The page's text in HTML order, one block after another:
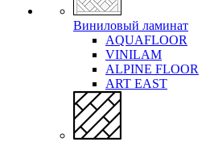
Виниловый ламинат
AQUAFLOOR
VINILAM
ALPINE FLOOR
ART EAST